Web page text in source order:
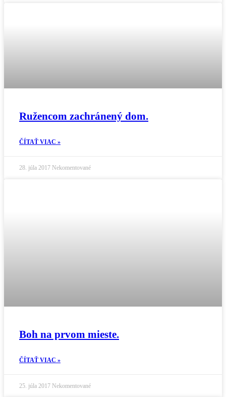
Ružencom zachránený dom.
ČÍTAŤ VIAC »
28. júla 2017 Nekomentované
Boh na prvom mieste.
ČÍTAŤ VIAC »
25. júla 2017 Nekomentované